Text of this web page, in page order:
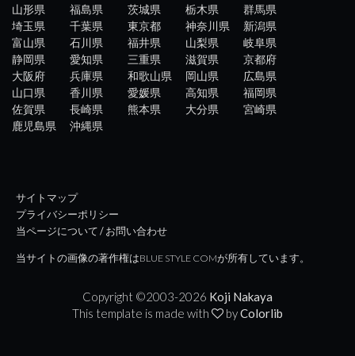
山形県
福島県 茨城県 栃木県
群馬県
埼玉県
千葉県 東京都 神奈川県
新潟県
富山県
石川県 福井県 山梨県
岐阜県
静岡県
愛知県 三重県 滋賀県
京都府
大阪府
兵庫県 和歌山県 岡山県
広島県
山口県
香川県 愛媛県 高知県
福岡県
佐賀県
長崎県 熊本県 大分県
宮崎県
鹿児島県
沖縄県
サイトマップ
プライバシーポリシー
当ページについて / お問い合わせ
当サイトの画像の著作権はBLUE STYLE COMが所有しています。
Copyright ©2003-2026 Koji Nakaya
This template is made with
byColorlib